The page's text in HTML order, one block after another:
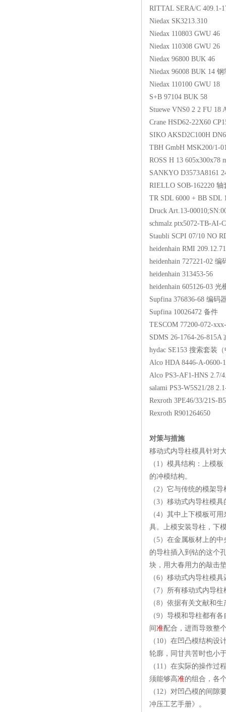
RITTAL SERA/C 409.1-
Niedax SK3213.310
Niedax 110803 GWU 46
Niedax 110308 GWU 26
Niedax 96800 BUK 46
Niedax 96008 BUK 14
Niedax 110100 GWU 18
S+B 97104 BUK 58
Stuewe VNS0 2 2 FU
Crane HSD62-22X60
SIKO AKSD2C100H
TBH GmbH MSK200/1-
ROSS H 13 605x300x78
SANKYO D3573A8161
RIELLO SOB-162220 轴
TR SDL 6000 + BB SDL
Druck Art.13-
schmalz ptx5072-TB-AI-
Staubli SCPI 07/10 NO
heidenhain RMI
heidenhain 727221-02 编
heidenhain 313453-56
heidenhain 605126-03 光
Supfina 376836-68 编码
Supfina 10026472 备件
TESCOM 77200-072-
SDMS 26-1764-26-815A
hydac SE153 搜索套装
Alco HDA 8446-A-0600-
Alco PS3-AF1-HNS 2.7/
salami PS3-W5S21/28
Rexroth 3PE46/33/21S-
Rexroth R901264650
对策与措施
移动式内导柱模具针对
（1）模具结构：上模
的冲模结构。
（2）它与传统的模架
（3）移动式内导柱模
（4）其中上下模板可
具。上模安装导柱，下
（5）在金属板材上的
的导柱插入到钻的这个
块，用大春用力的敲击
（6）移动式内导柱模
（7）所有移动式内导
（8）依据有关文献和
（9）导模和导柱都有
间准配合，进而导致整
（10）在凹凸模结构
轮廓，同甘共苦时也小
（11）在实际的操作
须能够高准的组合，各
（12）对凹凸模的间
冲压工艺手册》。